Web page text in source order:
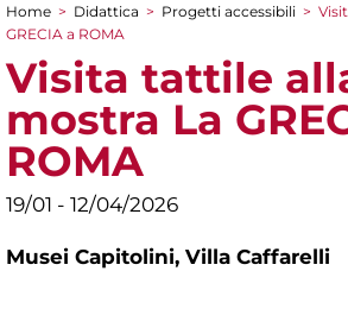
Tu sei qui
Home > Didattica > Progetti accessibili >
GRECIA a ROMA
Visita tattile
mostra La
ROMA
19/01 - 12/04/2026
Musei Capitolini, Villa Caffarelli